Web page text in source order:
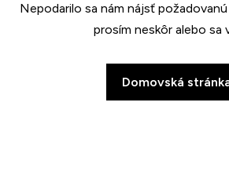
Nepodarilo sa nám nájsť
prosím neskôr alebo sa
Domovská